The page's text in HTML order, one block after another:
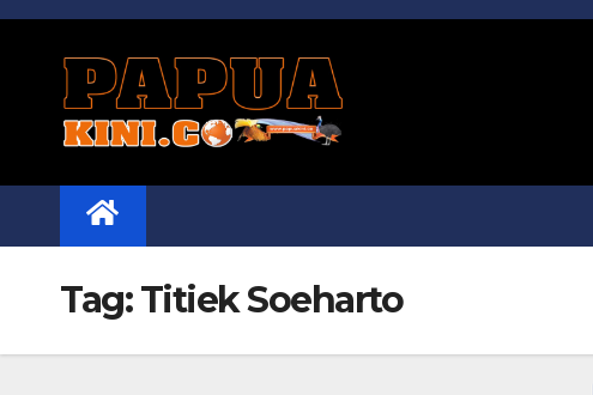
Skip
Tag:Titiek Soeharto